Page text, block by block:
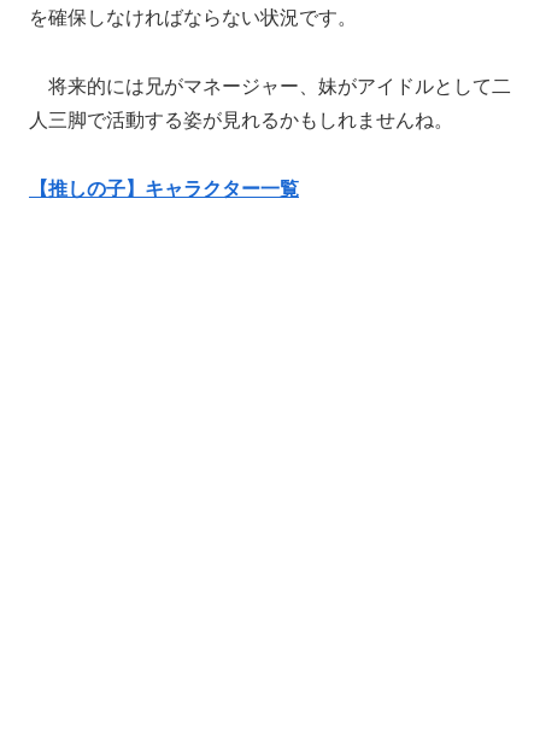
を確保しなければならない状況です。
将来的には兄がマネージャー、妹がアイドルとして二
人三脚で活動する姿が見れるかもしれませんね。
【推しの子】キャラクター一覧